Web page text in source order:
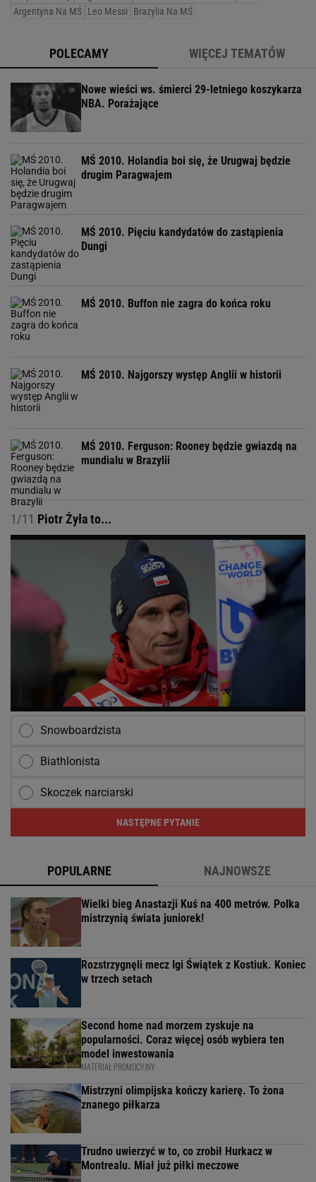
Argentyna Na MŚ Leo Messi Brazylia Na MŚ
POLECAMY WIĘCEJ TEMATÓW
Nowe wieści ws. śmierci 29-letniego koszykarza
NBA. Porażające
MŚ 2010. Holandia boi się, że Urugwaj będzie
drugim Paragwajem
MŚ 2010. Pięciu kandydatów do zastąpienia
Dungi
MŚ 2010. Buffon nie zagra do końca roku
MŚ 2010. Najgorszy występ Anglii w historii
MŚ 2010. Ferguson: Rooney będzie gwiazdą na
mundialu w Brazylii
1/11 Piotr Żyła to...
Snowboardzista
Biathlonista
Skoczek narciarski
NASTĘPNE PYTANIE
POPULARNE NAJNOWSZE
Wielki bieg Anastazji Kuś na 400 metrów. Polka
mistrzynią świata juniorek!
Rozstrzygnęli mecz Igi Świątek z Kostiuk. Koniec
w trzech setach
Second home nad morzem zyskuje na
popularności. Coraz więcej osób wybiera ten
model inwestowania
MATERIAŁ PROMOCYJNY
Mistrzyni olimpijska kończy karierę. To żona
znanego piłkarza
Trudno uwierzyć w to, co zrobił Hurkacz w
Montrealu. Miał już piłki meczowe